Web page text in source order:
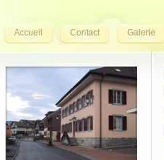
Accueil Contact Galerie